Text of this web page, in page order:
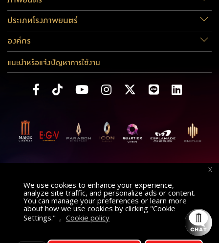
We use cookies to enhance your experience,
analyze site traffic, and personalize ads or content.
You can manage your preferences or learn more
about how we use cookies by clicking "Cookie
Settings." , Cookie policy
X
ประเภทโรงภาพยนตร์
องค์กร
แนะนำหรือแจ้งปัญหาการใช้งาน
ค้นหาภาพยนตร์ AT เลือกโรงภาพยนตร์